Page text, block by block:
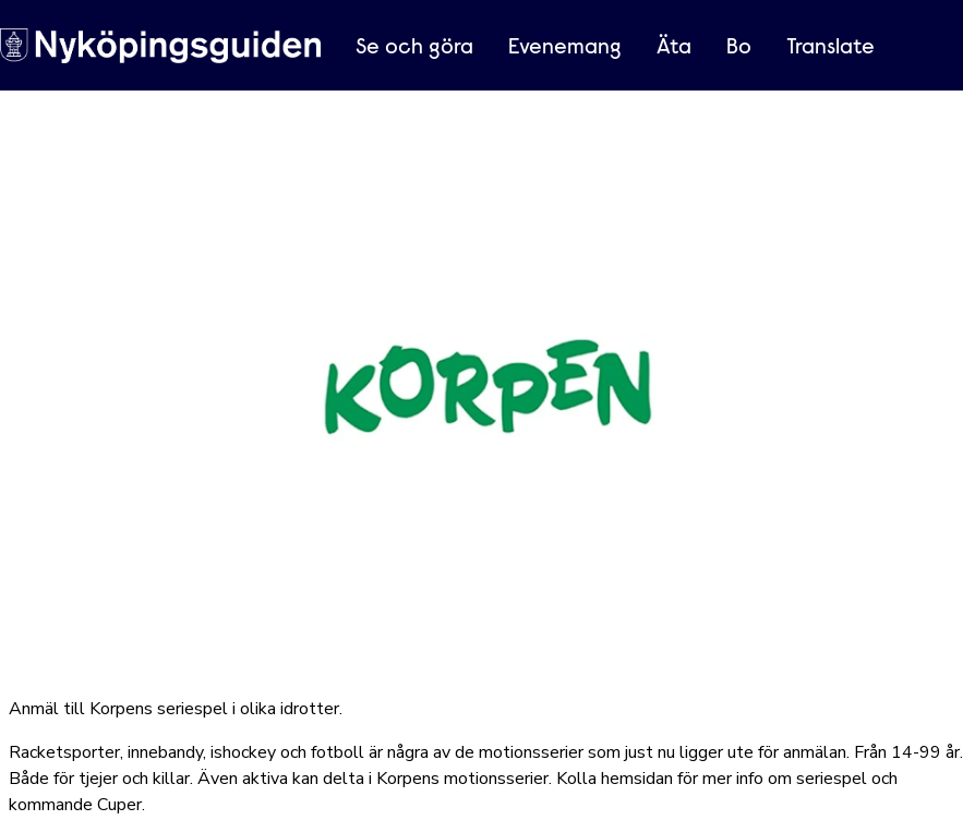
Se och göra Evenemang Äta Bo Translate
Anmäl till Korpens seriespel i olika idrotter.
Racketsporter, innebandy, ishockey och fotboll är några av de motionsserier som just nu ligger ute för anmälan. Från 14-99 år.
Både för tjejer och killar. Även aktiva kan delta i Korpens motionsserier. Kolla hemsidan för mer info om seriespel och
kommande Cuper.